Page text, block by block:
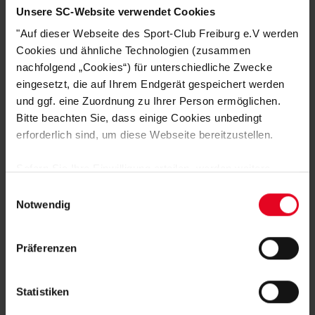
Unsere SC-Website verwendet Cookies
"Auf dieser Webseite des Sport-Club Freiburg e.V werden
Cookies und ähnliche Technologien (zusammen
nachfolgend „Cookies“) für unterschiedliche Zwecke
eingesetzt, die auf Ihrem Endgerät gespeichert werden
und ggf. eine Zuordnung zu Ihrer Person ermöglichen.
Bitte beachten Sie, dass einige Cookies unbedingt
erforderlich sind, um diese Webseite bereitzustellen.
Daten von Ihnen (z.B. persönlichen Identifikatoren oder
IP-Adressen) verarbeitet werden. Durch Klicken auf den
Speicherung aller aufgeführten Cookies und der
Daten für die unten jeweils angegebene Zwecke gem. §
25 Abs. 1 TDDDG, Art. 6 Abs. 1 lit. a DSGVO zu. Sie
Notwendig
Präferenzen
Statistiken
DAS KÖNNTE DIR AUCH
GEFALLEN